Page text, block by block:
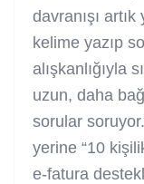
davranışı
kelime yazıp
alışkanlığıyla
uzun, daha
sorular
yerine “10
e-fatura